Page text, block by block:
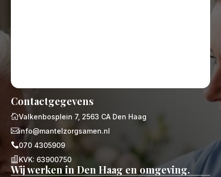
Contactgegevens
Valkenbosplein 7, 2563 CA Den Haag
info@mantelzorgsamen.nl
070 4305909
 KVK: 63900750
Wij werken in Den Haag en omgeving.